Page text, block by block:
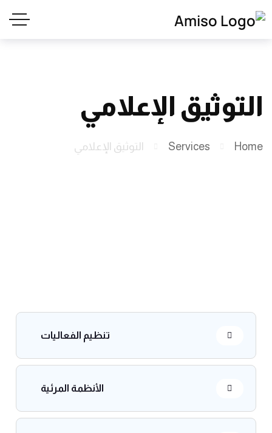
التوثيق الإعلامي
Home
Services التوثيق الإعلامي
تنظيم الفعاليات
الأنظمة المرئية